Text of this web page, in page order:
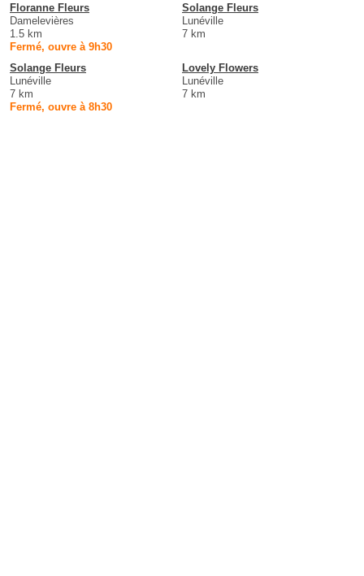
Floranne Fleurs
Damelevières
1.5 km
Fermé, ouvre à 9h30
Solange Fleurs
Lunéville
7 km
Solange Fleurs
Lunéville
7 km
Fermé, ouvre à 8h30
Lovely Flowers
Lunéville
7 km